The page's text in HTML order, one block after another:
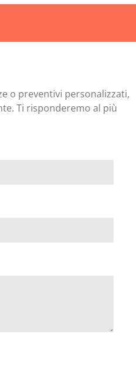
o preventivi personalizzati,
Ti risponderemo al più